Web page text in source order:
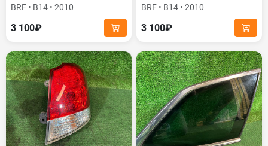
BRF • B14 • 2010
3 100₽
BRF • B14 • 2010
3 100₽